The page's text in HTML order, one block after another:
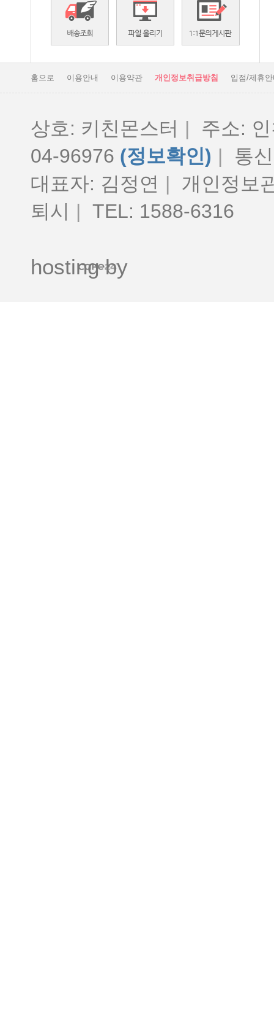
홈으로 이용안내 이용약관 개인정보취급방침 입점/제휴
상호: 키친몬스터 |
주소:
04-96976 (정보확인) |
통
대표자: 김정연 |
개인정보
퇴시
| TEL: 1588-6316
hosting by